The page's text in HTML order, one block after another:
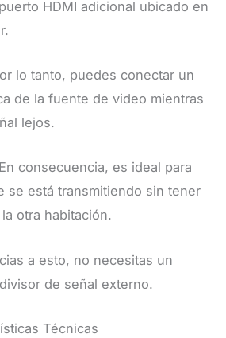
HDMI adicional ubicado en
lo tanto, puedes conectar un
de la fuente de video mientras
lejos.
En consecuencia, es ideal para
se está transmitiendo sin tener
otra habitación.
a esto, no necesitas un
de señal externo.
Técnicas